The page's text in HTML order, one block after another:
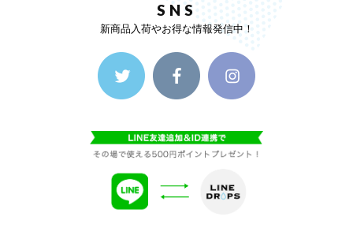
SNS
新商品入荷やお得な情報発信中！